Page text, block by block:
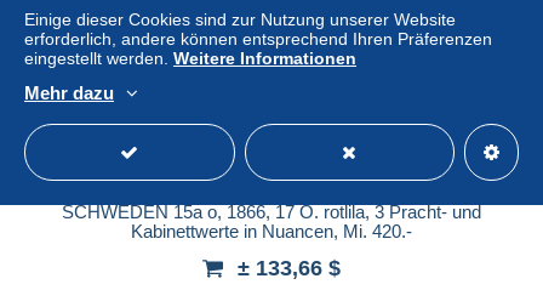
SCHWEDEN 15a o, 1866, 17 Ö. rotlila, 3 Pracht- und
Kabinettwerte in Nuancen, Mi. 420.-
± 133,66 $
Einige dieser Cookies sind zur Nutzung unserer Website
erforderlich, andere können entsprechend Ihren Präferenzen
eingestellt werden. Weitere Informationen
Mehr dazu